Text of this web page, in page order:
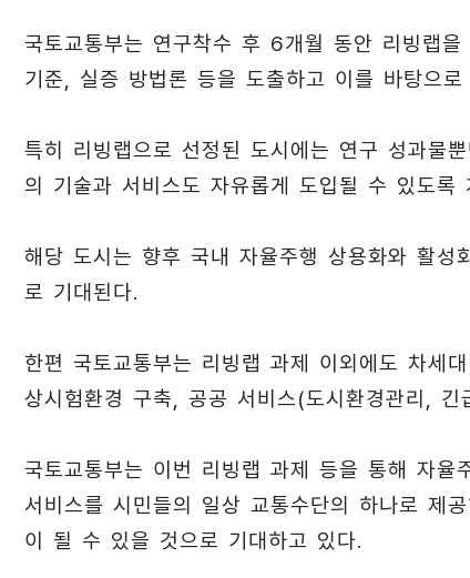
국토교통부는 연구착수 후 6개월 동안 리빙랩
기준, 실증 방법론 등을 도출하고 이를 바탕으
특히 리빙랩으로 선정된 도시에는 연구 성과물
의 기술과 서비스도 자유롭게 도입될 수 있도록
해당 도시는 향후 국내 자율주행 상용화와 활성
로 기대된다.
한편 국토교통부는 리빙랩 과제 이외에도 차세
상시험환경 구축, 공공 서비스(도시환경관리,
국토교통부는 이번 리빙랩 과제 등을 통해 자율
서비스를 시민들의 일상 교통수단의 하나로 제
이 될 수 있을 것으로 기대하고 있다.